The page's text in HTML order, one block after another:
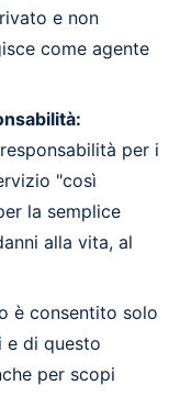
e non
come agente
per i
"così
la semplice
alla vita, al
è consentito solo
e di questo
per scopi